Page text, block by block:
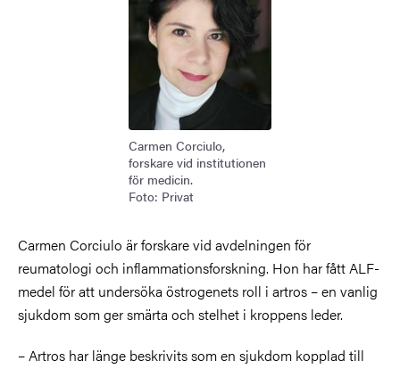
Carmen Corciulo,
forskare vid institutionen
för medicin.
Foto: Privat
Carmen Corciulo är forskare vid avdelningen för
reumatologi och inflammationsforskning. Hon har fått ALF-
medel för att undersöka östrogenets roll i artros – en vanlig
sjukdom som ger smärta och stelhet i kroppens leder.
– Artros har länge beskrivits som en sjukdom kopplad till